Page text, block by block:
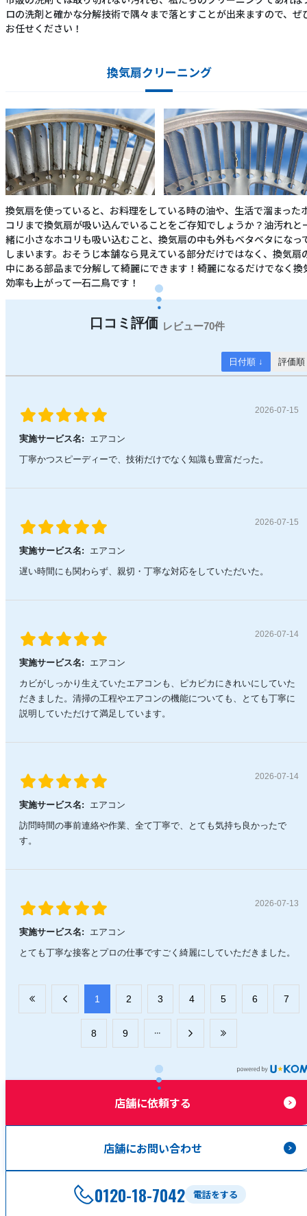
ロの洗剤と確かな分解技術で隅々まで落とすことが出来ますので、ぜ
お任せください！
換気扇クリーニング
換気扇を使っていると、お料理をしている時の油や、生活で溜まった
コリまで換気扇が吸い込んでいることをご存知でしょうか？油汚れと
緒に小さなホコリも吸い込むこと、換気扇の中も外もベタベタになっ
しまいます。おそうじ本舗なら見えている部分だけではなく、換気扇
中にある部品まで分解して綺麗にできます！綺麗になるだけでなく換
効率も上がって一石二鳥です！
70件
日付順 ↓ 評価順
2026-07-15
実施サービス名:
エアコン
丁寧かつスピーディーで、技術だけでなく知識も豊富だった。
2026-07-15
実施サービス名:
エアコン
遅い時間にも関わらず、親切・丁寧な対応をしていただいた。
2026-07-14
実施サービス名:
エアコン
カビがしっかり生えていたエアコンも、ピカピカにきれいにしていた
だきました。清掃の工程やエアコンの機能についても、とても丁寧に
説明していただけて満足しています。
2026-07-14
実施サービス名:
エアコン
訪問時間の事前連絡や作業、全て丁寧で、とても気持ち良かったで
す。
2026-07-13
実施サービス名:
エアコン
とても丁寧な接客とプロの仕事ですごく綺麗にしていただきました。
​1 ​2 ​3 ​4 ​5 ​6 ​7
​8 ​9
店舗に依頼する
店舗にお問い合わせ
電話をする
0120-18-7042